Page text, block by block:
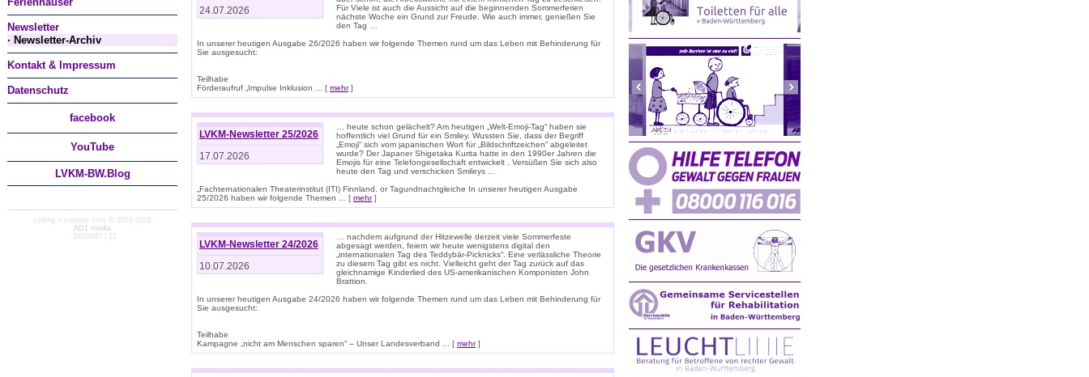
Newsletter
· Newsletter-Archiv
Kontakt & Impressum
Datenschutz
facebook
YouTube
LVKM-BW.Blog
coding + custom cms © 2002-2026
AD1 media
· 2626987 | 12
24.07.2026
Für Viele ist auch die Aussicht auf die beginnenden Sommerferien
nächste Woche ein Grund zur Freude. Wie auch immer, genießen Sie
den Tag …
In unserer heutigen Ausgabe 26/2026 haben wir folgende Themen rund um das Leben mit Behinderung für
Sie ausgesucht:
Teilhabe
Förderaufruf „Impulse Inklusion ... [ mehr]
LVKM-Newsletter 25/2026
17.07.2026
… heute schon gelächelt? Am heutigen „Welt-Emoji-Tag“ haben sie
hoffentlich viel Grund für ein Smiley. Wussten Sie, dass der Begriff
„Emoji“ sich vom japanischen Wort für „Bildschriftzeichen“ abgeleitet
wurde? Der Japaner Shigetaka Kurita hatte in den 1990er Jahren die
Emojis für eine Telefongesellschaft entwickelt . Versüßen Sie sich also
heute den Tag und verschicken Smileys ...
„Fachternationalen Theaterinstitut (ITI) Finnland. or Tagundnachtgleiche In unserer heutigen Ausgabe
25/2026 haben wir folgende Themen ... [ mehr]
LVKM-Newsletter 24/2026
10.07.2026
… nachdem aufgrund der Hitzewelle derzeit viele Sommerfeste
abgesagt werden, feiern wir heute wenigstens digital den
„internationalen Tag des Teddybär-Picknicks“. Eine verlässliche Theorie
zu diesem Tag gibt es nicht. Vielleicht geht der Tag zurück auf das
gleichnamige Kinderlied des US-amerikanischen Komponisten John
Brattion.
In unserer heutigen Ausgabe 24/2026 haben wir folgende Themen rund um das Leben mit Behinderung für
Sie ausgesucht:
Teilhabe
Kampagne „nicht am Menschen sparen“ – Unser Landesverband ... [ mehr]